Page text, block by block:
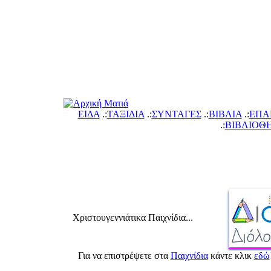
ΕΙΔΑ .:ΤΑΞΙΔΙΑ .:ΣΥΝΤΑΓΕΣ.:ΙΒΛΙΑ .:
.:
Χριστουγεννιάτικα Παιχνίδια...
Για να επιστρέψετε στ Παιχνίδικάντε κλικ εδώ